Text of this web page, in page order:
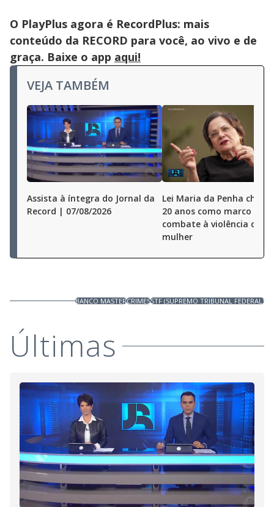
O PlayPlus agora é RecordPlus: mais
conteúdo da RECORD para você, ao vivo e de
graça. Baixe o app aqui!
VEJA TAMBÉM
Assista à íntegra do Jornal da
Record | 07/08/2026
Lei Maria da Penha chega
20 anos como marco no
combate à violência
mulher
BANCO MASTERCRIMESSTF (SUPREMO TRIBUNAL FEDERAL)
Últimas